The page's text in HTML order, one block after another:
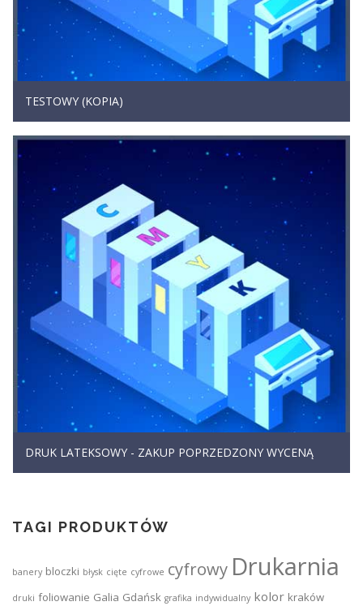
TESTOWY (KOPIA)
DRUK LATEKSOWY - ZAKUP POPRZEDZONY WYCENĄ
TAGI PRODUKTÓW
banery bloczki błysk cięte cyfrowe cyfrowy Drukarnia
druki foliowanie Galia Gdańsk grafika indywidualny kolor kraków